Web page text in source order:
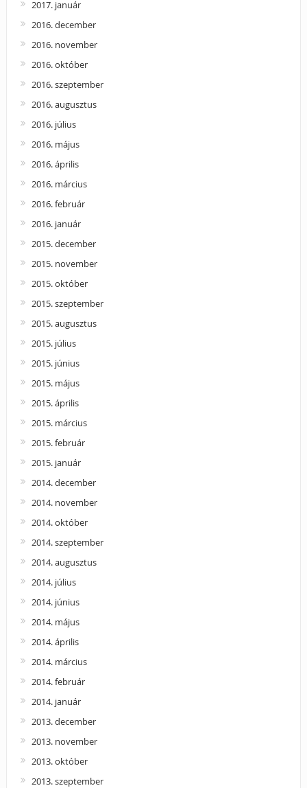
2017. január
2016. december
2016. november
2016. október
2016. szeptember
2016. augusztus
2016. július
2016. május
2016. április
2016. március
2016. február
2016. január
2015. december
2015. november
2015. október
2015. szeptember
2015. augusztus
2015. július
2015. június
2015. május
2015. április
2015. március
2015. február
2015. január
2014. december
2014. november
2014. október
2014. szeptember
2014. augusztus
2014. július
2014. június
2014. május
2014. április
2014. március
2014. február
2014. január
2013. december
2013. november
2013. október
2013. szeptember